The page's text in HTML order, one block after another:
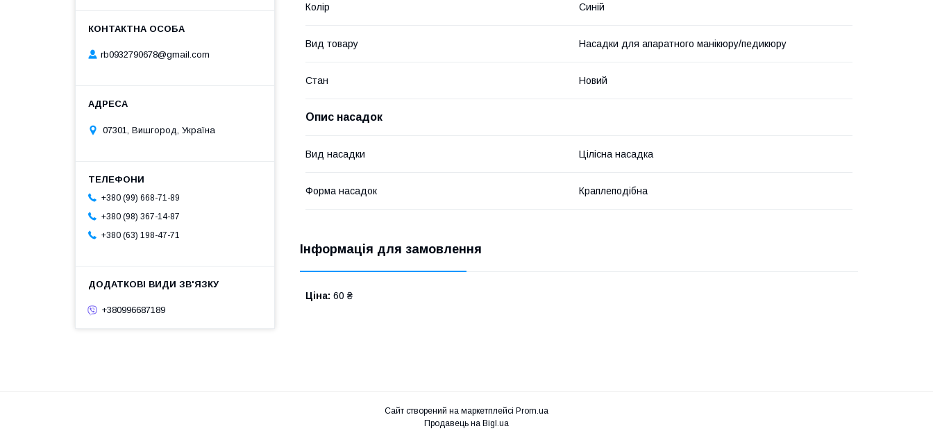
Колір Синій
Вид товару Насадки для апаратного манікюру/педикюру
Стан Новий
Опис насадок
Вид насадки Цілісна насадка
Форма насадок Краплеподібна
Інформація для замовлення
Ціна: 60 ₴
rb0932790678@gmail.com
07301, Вишгород, Україна
+380 (99) 668-71-89
+380 (98) 367-14-87
+380 (63) 198-47-71
+380996687189
Сайт створений на маркетплейсі Prom.ua
Продавець на Bigl.ua